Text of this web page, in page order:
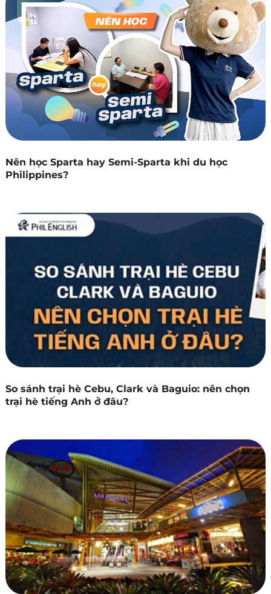
Nên học Sparta hay Semi-Sparta khi du học
Philippines?
So sánh trại hè Cebu, Clark và Baguio: nên chọn
trại hè tiếng Anh ở đâu?